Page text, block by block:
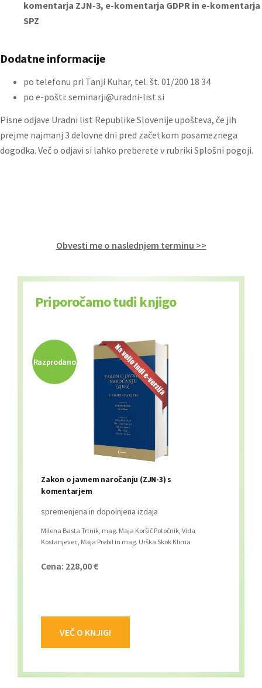
komentarja ZJN-3, e-komentarja GDPR in e-komentarja
SPZ
Dodatne informacije
po telefonu pri Tanji Kuhar, tel. št. 01/200 18 34
po e-pošti: seminarji@uradni-list.si
Pisne odjave Uradni list Republike Slovenije upošteva, če jih
prejme najmanj 3 delovne dni pred začetkom posameznega
dogodka. Več o odjavi si lahko preberete v rubriki Splošni pogoji.
Obvesti me o naslednjem terminu >>
Priporočamo tudi knjigo
Razprodano
Zakon o javnem naročanju (ZJN-3) s
komentarjem
spremenjena in dopolnjena izdaja
Milena Basta Trtnik, mag. Maja Koršič Potočnik, Vida
Kostanjevec, Maja Prebil in mag. Urška Skok Klima
Cena: 228,00 €
VEČ O KNJIGI